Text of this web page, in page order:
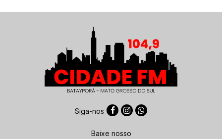
Siga-nos
Baixe nosso